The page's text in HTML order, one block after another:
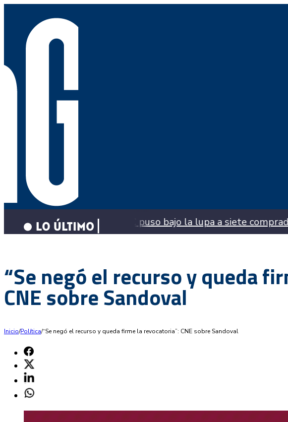
La SIC puso bajo la lupa a siete compradores ¿Bus
“Se negó el recurso y queda
CNE sobre Sandoval
Inicio/Política/“Se negó el recurso y queda firme la revocatoria”: CNE sobre Sandoval